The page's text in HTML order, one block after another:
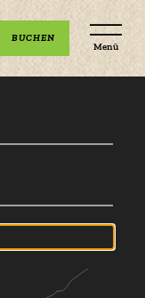
BUCHEN
Menü
Veranstaltungen